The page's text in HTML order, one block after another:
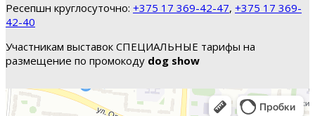
Ресепшн круглосуточно: +375 17 369-42-47, +375 17 369-
42-40
Участникам выставок СПЕЦИАЛЬНЫЕ тарифы на
размещение по промокоду dog show